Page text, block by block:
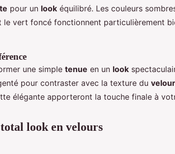
pour un look équilibré. Les couleurs
le vert foncé fonctionnent particulièrement
une simple tenue en un look
pour contraster avec la texture du
élégante apporteront la touche finale à
look en velours